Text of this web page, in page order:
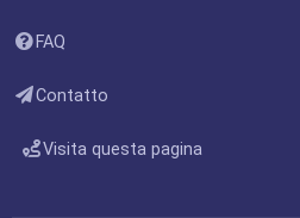
FAQ
Contatto
Visita questa pagina